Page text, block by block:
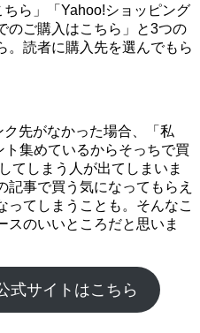
ら」「Yahoo!ショッピング
のご購入はこちら」と3つの
。読者に購入先を選んでもら
先がなかった場合、「私
集めているからそっちで買
てしまう人が出てしまいま
事で買う気になってもらえ
ってしまうことも。そんなこ
スのいいところだと思いま
式サイトはこちら